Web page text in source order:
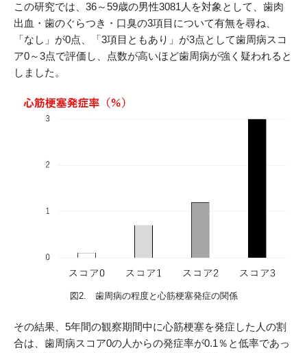
この研究では、36～59歳の男性3081人を対象として、歯肉
出血・歯のぐらつき・口臭の3項目について有無を尋ね、
「なし」が0点、「3項目ともあり」が3点として歯周病スコ
ア0～3点で評価し、点数が高いほど歯周病が強く疑われると
しました。
図2. 歯周病の程度と心筋梗塞発症の関係
その結果、5年間の観察期間中に心筋梗塞を発症した人の割
合は、歯周病スコア0の人からの発症率が0.1％と低率であっ